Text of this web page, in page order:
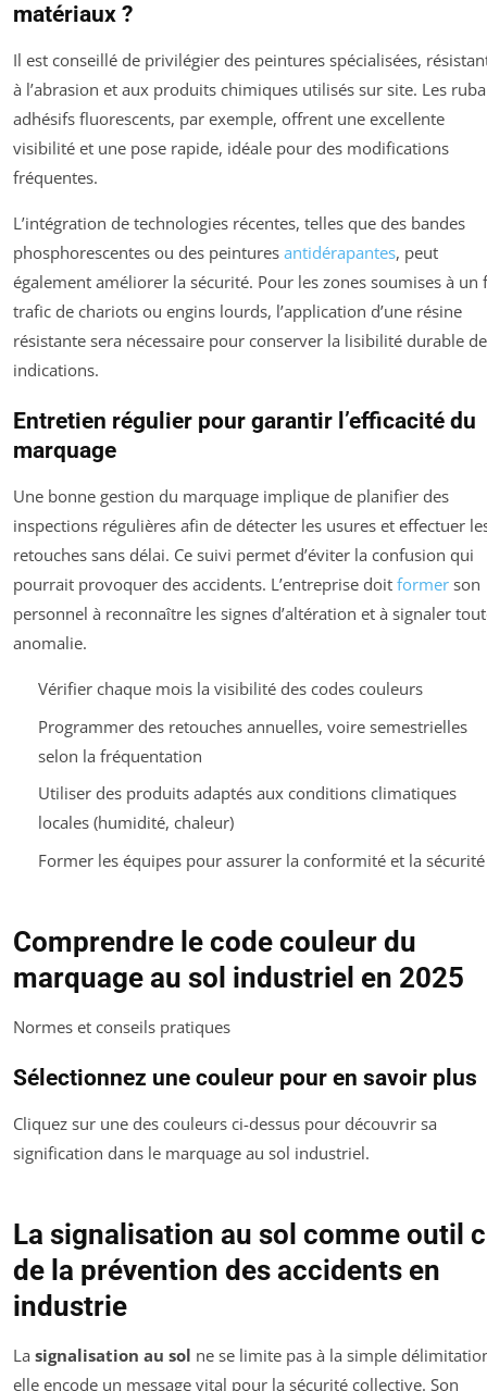
matériaux ?
Il est conseillé de privilégier des peintures spécialisées,
à l’abrasion et aux produits chimiques utilisés sur site. Les
adhésifs fluorescents, par exemple, offrent une excellente
visibilité et une pose rapide, idéale pour des modifications
fréquentes.
L’intégration de technologies récentes, telles que des bandes
phosphorescentes ou des peintures antidérapantes, peut
également améliorer la sécurité. Pour les zones soumises à un
trafic de chariots ou engins lourds, l’application d’une résine
résistante sera nécessaire pour conserver la lisibilité durable
indications.
Entretien régulier pour garantir l’efficacité du
marquage
Une bonne gestion du marquage implique de planifier des
inspections régulières afin de détecter les usures et effectuer
retouches sans délai. Ce suivi permet d’éviter la confusion qui
pourrait provoquer des accidents. L’entreprise doit former son
personnel à reconnaître les signes d’altération et à signaler
anomalie.
Vérifier chaque mois la visibilité des codes couleurs
Programmer des retouches annuelles, voire semestrielles
selon la fréquentation
Utiliser des produits adaptés aux conditions climatiques
locales (humidité, chaleur)
Former les équipes pour assurer la conformité et la sécurité
Comprendre le code couleur du
marquage au sol industriel en 2025
Normes et conseils pratiques
Sélectionnez une couleur pour en savoir plus
Cliquez sur une des couleurs ci-dessus pour découvrir sa
signification dans le marquage au sol industriel.
La signalisation au sol comme outil
de la prévention des accidents en
industrie
La signalisation au sol ne se limite pas à la simple
elle encode un message vital pour la sécurité collective. Son